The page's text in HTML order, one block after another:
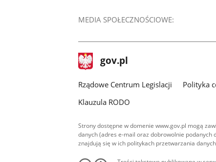
MEDIA SPOŁECZNOŚCIOWE:
stopka
gov.pl Strona
gov.pl
Rządowe Centrum Legislacji Polityka
Klauzula RODO
Strony dostępne w domenie www.gov.pl mogą
danych (adres e-mail oraz dobrowolnie podanych
znajdują się w ich politykach przetwarzania